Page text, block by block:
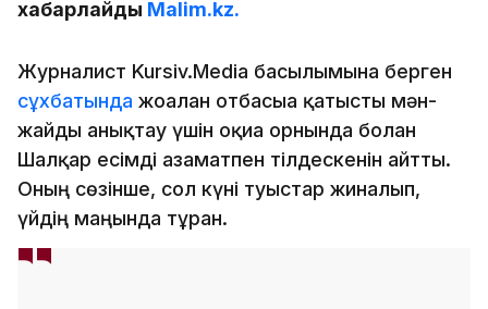
хабарлайды Malim.kz.
Журналист Kursiv.Media басылымына берген
сұхбатында жоғалған отбасыға қатысты мән-
жайды анықтау үшін оқиға орнында болған
Шалқар есімді азаматпен тілдескенін айтты.
Оның сөзінше, сол күні туыстар жиналып,
үйдің маңында тұрған.